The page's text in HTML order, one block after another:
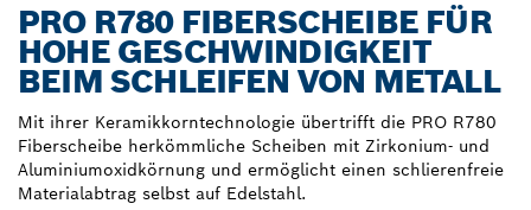
PRO R780 FIBERSCHEIBE FÜR
HOHE GESCHWINDIGKEIT
BEIM SCHLEIFEN VON METALL
Mit ihrer Keramikkorntechnologie übertrifft die PRO R780
Fiberscheibe herkömmliche Scheiben mit Zirkonium- und
Aluminiumoxidkörnung und ermöglicht einen schlierenfreie
Materialabtrag selbst auf Edelstahl.